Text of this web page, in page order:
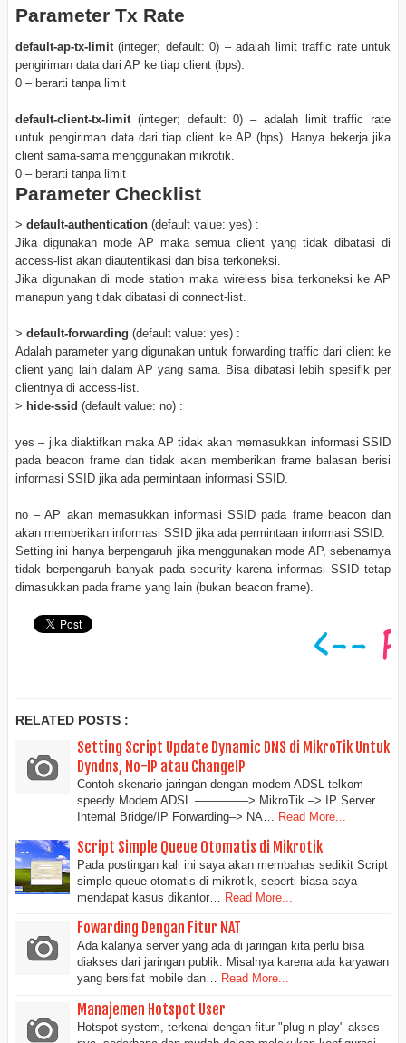
Parameter Tx Rate
default-ap-tx-limit (integer; default: 0) – adalah limit traffic rate untuk
pengiriman data dari AP ke tiap client (bps).
0 – berarti tanpa limit
default-client-tx-limit (integer; default: 0) – adalah limit traffic rate
untuk pengiriman data dari tiap client ke AP (bps). Hanya bekerja jika
client sama-sama menggunakan mikrotik.
0 – berarti tanpa limit
Parameter Checklist
> default-authentication (default value: yes) :
Jika digunakan mode AP maka semua client yang tidak dibatasi di
access-list akan diautentikasi dan bisa terkoneksi.
Jika digunakan di mode station maka wireless bisa terkoneksi ke AP
manapun yang tidak dibatasi di connect-list.
> default-forwarding (default value: yes) :
Adalah parameter yang digunakan untuk forwarding traffic dari client ke
client yang lain dalam AP yang sama. Bisa dibatasi lebih spesifik per
clientnya di access-list.
> hide-ssid (default value: no) :
yes – jika diaktifkan maka AP tidak akan memasukkan informasi SSID
pada beacon frame dan tidak akan memberikan frame balasan berisi
informasi SSID jika ada permintaan informasi SSID.
no – AP akan memasukkan informasi SSID pada frame beacon dan
akan memberikan informasi SSID jika ada permintaan informasi SSID.
Setting ini hanya berpengaruh jika menggunakan mode AP, sebenarnya
tidak berpengaruh banyak pada security karena informasi SSID tetap
dimasukkan pada frame yang lain (bukan beacon frame).
RELATED POSTS :
Setting Script Update Dynamic DNS di MikroTik Untuk
Dyndns, No-IP atau ChangeIP
Contoh skenario jaringan dengan modem ADSL telkom
speedy Modem ADSL ————–> MikroTik –> IP Server
Internal Bridge/IP Forwarding–> NA…
Read More...
Script Simple Queue Otomatis di Mikrotik
Pada postingan kali ini saya akan membahas sedikit Script
simple queue otomatis di mikrotik, seperti biasa saya
mendapat kasus dikantor… Read More...
Fowarding Dengan Fitur NAT
Ada kalanya server yang ada di jaringan kita perlu bisa
diakses dari jaringan publik. Misalnya karena ada karyawan
yang bersifat mobile dan… Read More...
Manajemen Hotspot User
Hotspot system, terkenal dengan fitur "plug n play" akses